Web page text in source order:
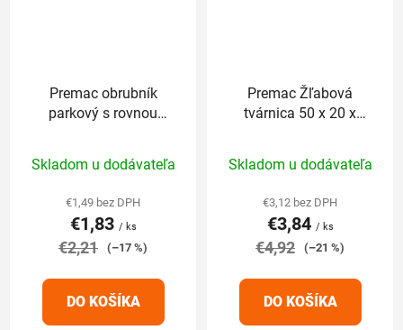
Premac obrubník
parkový s rovnou
hodnotenie
produktu
je
5,0
5
hviezdičiek.
Skladom u dodávateľa
€1,49 bez DPH
€1,83 / ks
€2,21 (–17 %)
DO KOŠÍKA
Premac Žľabová
tvárnica 50 x 20 x
hodnotenie
produktu
je
5,0
5
hviezdičiek.
Skladom u dodávateľa
€3,12 bez DPH
€3,84 / ks
€4,92 (–21 %)
DO KOŠÍKA